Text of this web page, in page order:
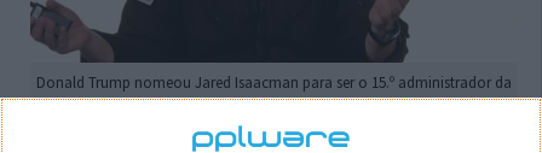
Donald Trump nomeou Jared Isaacman para ser o 15.º administrador da
tecnológico tornar-se-á a pessoa mais jovem a liderar a agência espacial